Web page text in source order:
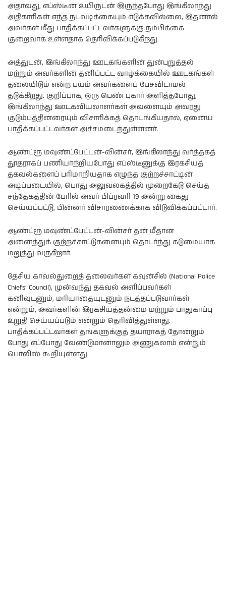
அதாவது, எப்ஸ்டீன் உயிருடன் இருந்தபோது இங்கிலாந்து
அதிகாரிகள் எந்த நடவடிக்கையும் எடுக்கவில்லை, இதனால்
அவர்கள் மீது பாதிக்கப்பட்டவர்களுக்கு நம்பிக்கை
குறைவாக உள்ளதாக தெரிவிக்கப்படுகிறது.
அத்துடன், இங்கிலாந்து ஊடகங்களின் துன்புறுத்தல்
மற்றும் அவர்களின் தனிப்பட்ட வாழ்க்கையில் ஊடகங்கள்
தலையிடும் என்ற பயம் அவர்களைப் பேசவிடாமல்
தடுக்கிறது. குறிப்பாக, ஒரு பெண் புகார் அளித்தபோது,
இங்கிலாந்து ஊடகவியலாளர்கள் அவளையும் அவரது
குடும்பத்தினரையும் விசாரிக்கத் தொடங்கியதால், ஏனைய
பாதிக்கப்பட்டவர்கள் அச்சமடைந்துள்ளனர்.
ஆண்ட்ரூ மவுண்ட்பேட்டன்-வின்சர், இங்கிலாந்து வர்த்தகத்
தூதராகப் பணியாற்றியபோது எப்ஸ்டீனுக்கு இரகசியத்
தகவல்களைப் பரிமாறியதாக எழுந்த குற்றச்சாட்டின்
அடிப்படையில், பொது அலுவலகத்தில் முறைகேடு செய்த
சந்தேகத்தின் பேரில் அவர் பிப்ரவரி 19 அன்று கைது
செய்யப்பட்டு, பின்னர் விசாரணைக்காக விடுவிக்கப்பட்டார்.
ஆண்ட்ரூ மவுண்ட்பேட்டன்-வின்சர் தன் மீதான
அனைத்துக் குற்றச்சாட்டுகளையும் தொடர்ந்து கடுமையாக
மறுத்து வருகிறார்.
தேசிய காவல்துறைத் தலைவர்கள் கவுன்சில் (National Police
Chiefs’ Council), முன்வந்து தகவல் அளிப்பவர்கள்
கனிவுடனும், மரியாதையுடனும் நடத்தப்படுவார்கள்
என்றும், அவர்களின் இரகசியத்தன்மை மற்றும் பாதுகாப்பு
உறுதி செய்யப்படும் என்றும் தெரிவித்துள்ளது.
பாதிக்கப்பட்டவர்கள் தங்களுக்குத் தயாராகத் தோன்றும்
போது எப்போது வேண்டுமானாலும் அணுகலாம் என்றும்
பொலிஸ் கூறியுள்ளது.